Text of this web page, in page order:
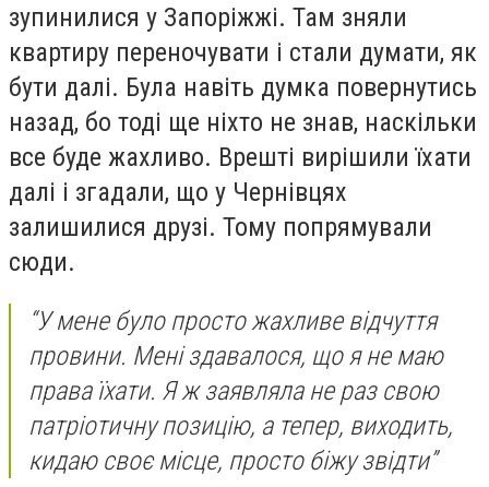
зупинилися у Запоріжжі. Там зняли
квартиру переночувати і стали думати, як
бути далі. Була навіть думка повернутись
назад, бо тоді ще ніхто не знав, наскільки
все буде жахливо. Врешті вирішили їхати
далі і згадали, що у Чернівцях
залишилися друзі. Тому попрямували
сюди.
“У мене було просто жахливе відчуття
провини. Мені здавалося, що я не маю
права їхати. Я ж заявляла не раз свою
патріотичну позицію, а тепер, виходить,
кидаю своє місце, просто біжу звідти”